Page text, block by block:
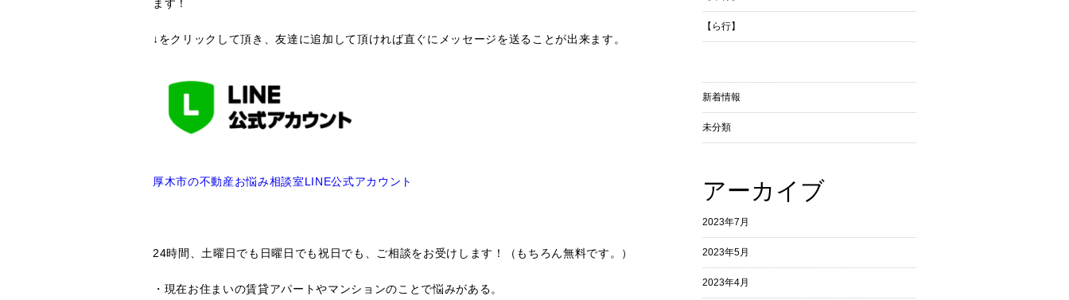
ます！
↓をクリックして頂き、友達に追加して頂ければ直ぐにメッセージを送ることが出来ます。
厚木市の不動産お悩み相談室LINE公式アカウント
24時間、土曜日でも日曜日でも祝日でも、ご相談をお受けします！（もちろん無料です。）
・現在お住まいの賃貸アパートやマンションのことで悩みがある。
【ら行】
新着情報
未分類
アーカイブ
2023年7月
2023年5月
2023年4月